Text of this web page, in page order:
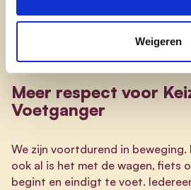
Weigeren
cd&v Hechtel-Eksel
Meer respect voor
Voetganger
We zijn voortdurend in beweging.
ook al is het met de wagen, fiets
begint en eindigt te voet.